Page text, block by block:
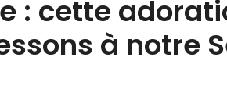
: cette
à notre